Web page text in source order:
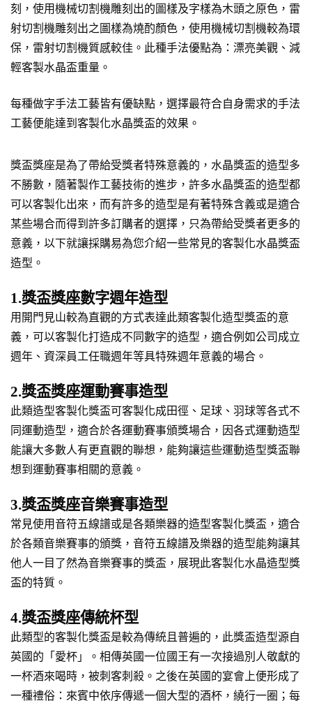
刻，使用機械切割機雕刻出的圖樣及字樣為木頭之原色，雷
射切割機雕刻出之圖樣為燒酌顏色，使用機械切割機較為環
保，雷射切割機質感較佳。此種手法優點為：漂亮美觀、減
輕客製水晶盃重量。
每種做字手法工藝皆有優缺點，選擇最符合自身需求的手法
工藝便能達到客製化水晶獎盃的效果。
獎盃獎座是為了帶給受獎者特殊意義的，水晶獎盃的造型多
不勝數，隨著製作工藝技術的進步，許多水晶獎盃的造型都
可以客製化出來，而有許多的造型是有著特殊含義或是適合
某些場合而得到許多訂購者的選擇，只為帶給受獎者更多的
意義，以下就讓採購易為您介紹一些常見的客製化水晶獎盃
造型。
1.獎盃獎座數字週年造型
用開門見山較為直觀的方式表達此類客製化造型獎盃的意
義，可以客製化打造成不同數字的造型，適合例如公司成立
週年、資深員工任職週年等具特殊週年意義的場合。
2.獎盃獎座運動賽事造型
此類造型客製化獎盃可客製化成田徑、足球、羽球等各式不
同運動造型，適合於各運動賽事頒獎場合，因各式運動造型
能讓大多數人有更直觀的聯想，能夠讓這些運動造型獎盃聯
想到運動賽事相關的意義。
3.獎盃獎座音樂賽事造型
常見使用音符五線譜或是各類樂器的造型客製化獎盃，適合
於各類音樂賽事的頒獎，音符五線譜及樂器的造型能夠讓其
他人一目了然為音樂賽事的獎盃，展現此客製化水晶造型獎
盃的特質。
4.獎盃獎座傳統杯型
此類型的客製化獎盃是較為傳統且普遍的，此獎盃造型源自
英國的「愛杯」。相傳英國一位國王有一次接過別人敬獻的
一杯酒來喝時，被刺客刺殺。之後在英國的宴會上便形成了
一種禮俗：來賓中依序傳遞一個大型的酒杯，繞行一圈；每